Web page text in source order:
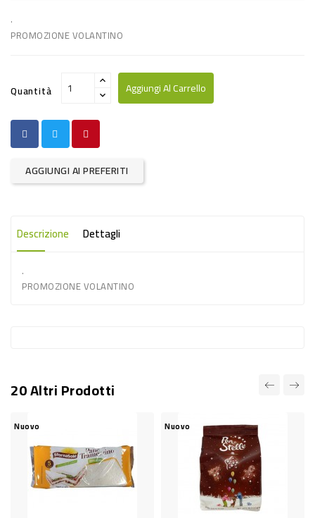
ALIMENTI
CASA
INSETTICIDI
CARTA
-
TESSUTI
DETERGENTI
SUPERFICI
ACCESSORI
CASA
.
PROMOZIONE VOLANTINO
Quantità Aggiungi Al Carrello
AGGIUNGI AI PREFERITI
Descrizione Dettagli
.
PROMOZIONE VOLANTINO
20 Altri Prodotti
Nuovo Nuovo